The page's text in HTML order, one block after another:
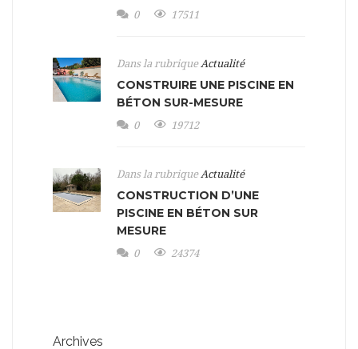
0 17511
Dans la rubrique Actualité
CONSTRUIRE UNE PISCINE EN
BÉTON SUR-MESURE
0 19712
Dans la rubrique Actualité
CONSTRUCTION D’UNE
PISCINE EN BÉTON SUR
MESURE
0 24374
Archives